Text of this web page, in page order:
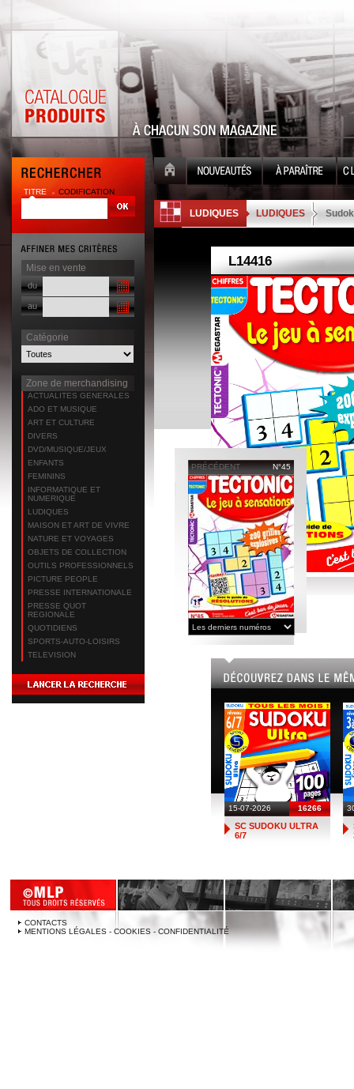
TITRE CODIFICATION
Mise en vente
du
au
Catégorie
Zone de merchandising
ACTUALITES GENERALES
ADO ET MUSIQUE
ART ET CULTURE
DIVERS
DVD/MUSIQUE/JEUX
ENFANTS
FEMININS
INFORMATIQUE ET
NUMERIQUE
LUDIQUES
MAISON ET ART DE VIVRE
NATURE ET VOYAGES
OBJETS DE COLLECTION
OUTILS PROFESSIONNELS
PICTURE PEOPLE
PRESSE INTERNATIONALE
PRESSE QUOT
REGIONALE
QUOTIDIENS
SPORTS-AUTO-LOISIRS
TELEVISION
LUDIQUES LUDIQUES
PRÉCÉDENT N°45
15-07-2026 16266
SC SUDOKU ULTRA
6/7
CONTACTS
MENTIONS LÉGALES - COOKIES - CONFIDENTIALITÉ